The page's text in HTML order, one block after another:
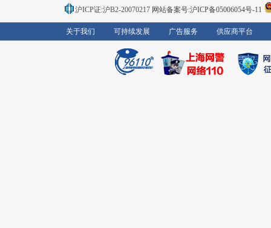
沪ICP证:沪B2-20070217 网站备案号:沪ICP备05006054号-11
关于我们 可持续发展 广告服务 供应商平台